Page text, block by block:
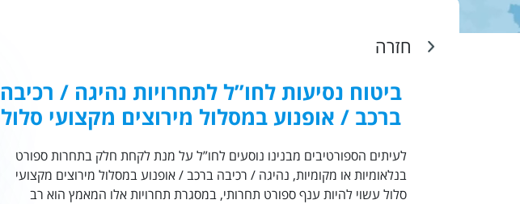
האיים הקאריביים
חזרה
ביטוח נסיעות לחו”ל לתחרויות נהיגה / רכיבה
ברכב / אופנוע במסלול מירוצים מקצועי סלול
לעיתים הספורטיבים מבנינו נוסעים לחו”ל על מנת לקחת חלק בתחרות ספורט
בנלאומיות או מקומיות, נהיגה / רכיבה ברכב / אופנוע במסלול מירוצים מקצועי
סלול עשוי להיות ענף ספורט תחרותי, במסגרת תחרויות אלו המאמץ הוא רב